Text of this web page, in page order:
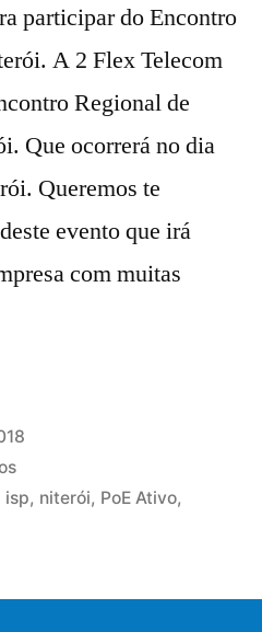
participar do Encontro
A 2 Flex Telecom
Regional de
Que ocorrerá no dia
Queremos te
evento que irá
com muitas
isp, niterói, PoE Ativo,